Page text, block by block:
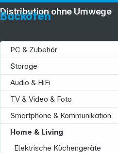
Backöfen
PC & Zubehör
Storage
Audio & HiFi
TV & Video & Foto
Smartphone & Kommunikation
Home & Living
Elektrische Küchengeräte
Distribution ohne Umwege